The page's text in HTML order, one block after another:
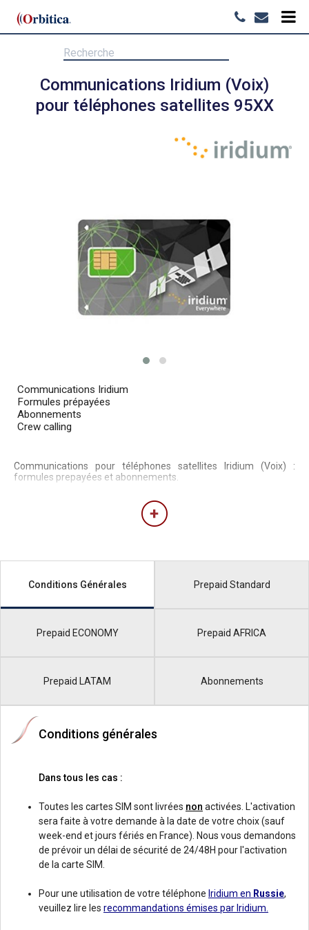
Communications Iridium (Voix)
pour téléphones satellites 95XX
Communications Iridium
Formules prépayées
Abonnements
Crew calling
Communications pour téléphones satellites Iridium (Voix) :
formules prepayées et abonnements.
Conditions Générales Prepaid Standard
Prepaid ECONOMY Prepaid AFRICA
Prepaid LATAM Abonnements
Conditions générales
Dans tous les cas :
Toutes les cartes SIM sont livrées non activées. L'activation
sera faite à votre demande à la date de votre choix (sauf
week-end et jours fériés en France). Nous vous demandons
de prévoir un délai de sécurité de 24/48H pour l'activation
de la carte SIM.
Pour une utilisation de votre téléphone Iridium en Russie,
veuillez lire les recommandations émises par Iridium.